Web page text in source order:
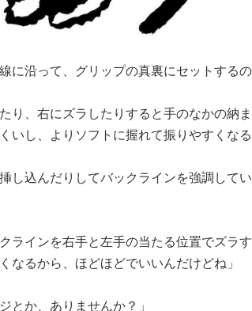
に沿って、グリップの真裏にセットするの
り、右にズラしたりすると手のなかの納
いし、よりソフトに握れて振りやすくなる
し込んだりしてバックラインを強調して
ラインを右手と左手の当たる位置でズラ
なるから、ほどほどでいいんだけどね」
とか、ありませんか？」